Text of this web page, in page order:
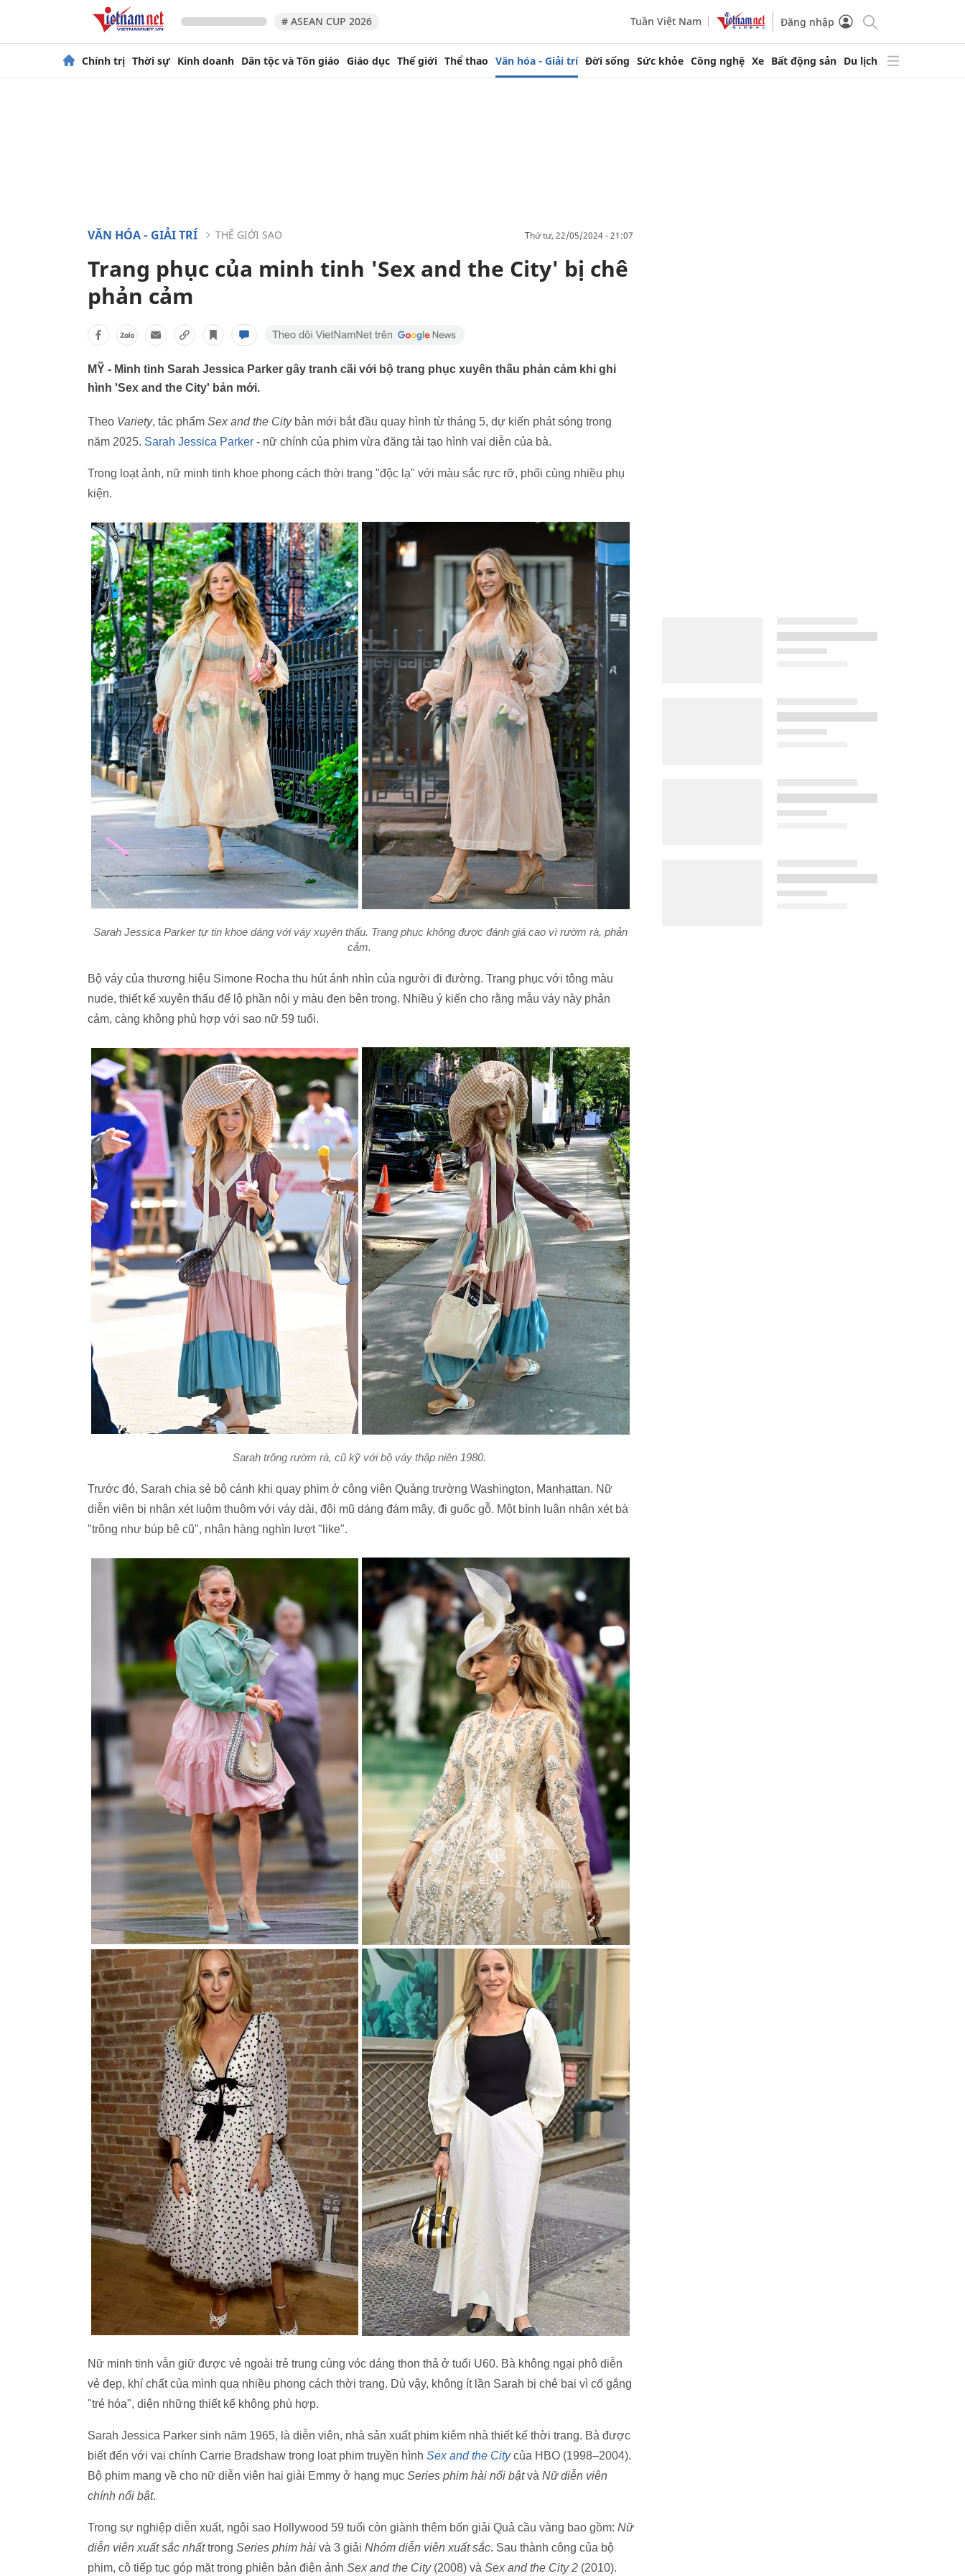
# ASEAN CUP 2026 Tuần Việt Nam Đăng nhập
Chính trị Thời sự Kinh doanh Dân tộc và Tôn giáo Giáo dục Thế giới Thể thao Văn hóa - Giải trí Đời sống Sức khỏe Công nghệ Xe Bất động sản Du lịch
VĂN HÓA - GIẢI TRÍ THẾ GIỚI SAO thứ tư, 22/05/2024 - 21:07
Trang phục của minh tinh 'Sex and the City' bị chê
phản cảm
MỸ - Minh tinh Sarah Jessica Parker gây tranh cãi với bộ trang phục xuyên thấu phản cảm khi ghi
hình 'Sex and the City' bản mới.
Theo Variety, tác phẩm Sex and the City bản mới bắt đầu quay hình từ tháng 5, dự kiến phát sóng trong
năm 2025. Sarah Jessica Parker - nữ chính của phim vừa đăng tải tạo hình vai diễn của bà.
Trong loạt ảnh, nữ minh tinh khoe phong cách thời trang "độc lạ" với màu sắc rực rỡ, phối cùng nhiều phụ
kiện.
Sarah Jessica Parker tự tin khoe dáng với váy xuyên thấu. Trang phục không được đánh giá cao vì rườm rà, phản
cảm.
Bộ váy của thương hiệu Simone Rocha thu hút ánh nhìn của người đi đường. Trang phục với tông màu
nude, thiết kế xuyên thấu để lộ phần nội y màu đen bên trong. Nhiều ý kiến cho rằng mẫu váy này phản
cảm, càng không phù hợp với sao nữ 59 tuổi.
Sarah trông rườm rà, cũ kỹ với bộ váy thập niên 1980.
Trước đó, Sarah chia sẻ bộ cánh khi quay phim ở công viên Quảng trường Washington, Manhattan. Nữ
diễn viên bị nhận xét luộm thuộm với váy dài, đội mũ dáng đám mây, đi guốc gỗ. Một bình luận nhận xét bà
"trông như búp bê cũ", nhận hàng nghìn lượt "like".
Nữ minh tinh vẫn giữ được vẻ ngoài trẻ trung cùng vóc dáng thon thả ở tuổi U60. Bà không ngại phô diễn
vẻ đẹp, khí chất của mình qua nhiều phong cách thời trang. Dù vậy, không ít lần Sarah bị chê bai vì cố gắng
"trẻ hóa", diện những thiết kế không phù hợp.
Sarah Jessica Parker sinh năm 1965, là diễn viên, nhà sản xuất phim kiêm nhà thiết kế thời trang. Bà được
biết đến với vai chính Carrie Bradshaw trong loạt phim truyền hình Sex and the Citycủa HBO (1998–2004).
Bộ phim mang về cho nữ diễn viên hai giải Emmy ở hạng mục Series phim hài nổi bậtvà Nữ diễn viên
chính nổi bật.
Trong sự nghiệp diễn xuất, ngôi sao Hollywood 59 tuổi còn giành thêm bốn giải Quả cầu vàng bao gồm: Nữ
diễn viên xuất sắc nhấttrong Series phim hài và 3 giải Nhóm diễn viên xuất sắc. Sau thành công của bộ
phim, cô tiếp tục góp mặt trong phiên bản điện ảnh Sex and the City(2008) và Sex and the City 2 (2010).